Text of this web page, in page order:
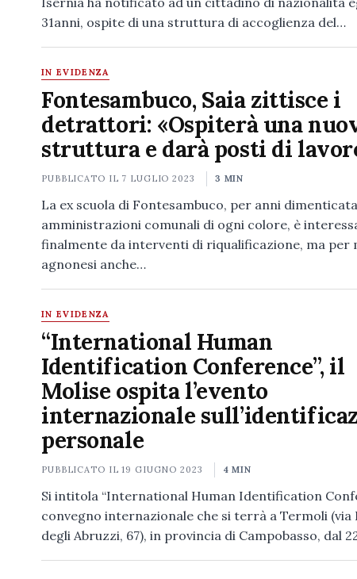
31anni, ospite di una struttura di accoglienza del…
IN EVIDENZA
Fontesambuco, Saia zittisce i
detrattori: «Ospiterà una
struttura e darà posti di
PUBBLICATO IL 7 LUGLIO 2023 3 MIN
La ex scuola di Fontesambuco, per anni
amministrazioni comunali di ogni colore, è
finalmente da interventi di riqualificazione, ma per
agnonesi anche…
IN EVIDENZA
“International Human
Identification Conference”, il
Molise ospita l’evento
internazionale
personale
PUBBLICATO IL19 GIUGNO 2023 4 MIN
Si intitola “International Human Identification
convegno internazionale che si terrà a Termoli (via
degli Abruzzi, 67), in provincia di Campobasso, dal